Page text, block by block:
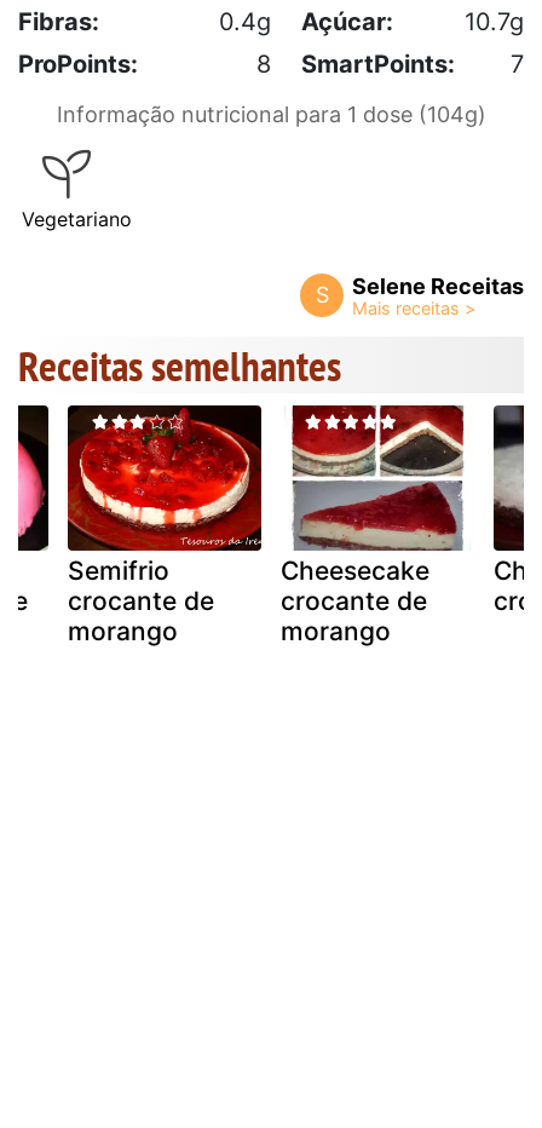
Fibras:
0.4g Açúcar:
10.7g
ProPoints:
8 SmartPoints: 7
Informação nutricional para 1 dose (104g)
Vegetariano
S Selene Receitas
Receitas semelhantes
e
Semifrio
crocante de
morango
Cheesecake
crocante de
morango